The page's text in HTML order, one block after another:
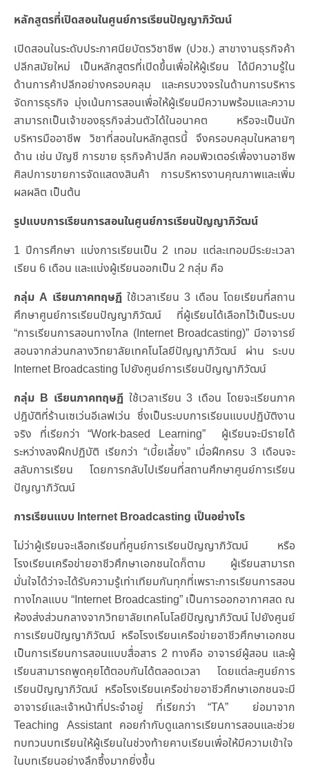
หลักสูตรที่เปิดสอนในศูนย์การเรียนปัญญาภิวัฒน์
เปิดสอนในระดับประกาศนียบัตรวิชาชีพ (ปวช.) สาขางานธุรกิจค้า
ปลีกสมัยใหม่ เป็นหลักสูตรที่เปิดขึ้นเพื่อให้ผู้เรียน ได้มีความรู้ใน
ด้านการค้าปลีกอย่างครอบคลุม และครบวงจรในด้านการบริหาร
จัดการธุรกิจ มุ่งเน้นการสอนเพื่อให้ผู้เรียนมีความพร้อมและความ
สามารถเป็นเจ้าของธุรกิจส่วนตัวได้ในอนาคต หรือจะเป็นนัก
บริหารมืออาชีพ วิชาที่สอนในหลักสูตรนี้ จึงครอบคลุมในหลายๆ
ด้าน เช่น บัญชี การขาย ธุรกิจค้าปลีก คอมพิวเตอร์เพื่องานอาชีพ
ศิลปการขายการจัดแสดงสินค้า การบริหารงานคุณภาพและเพิ่ม
ผลผลิต เป็นต้น
รูปแบบการเรียนการสอนในศูนย์การเรียนปัญญาภิวัฒน์
1 ปีการศึกษา แบ่งการเรียนเป็น 2 เทอม แต่ละเทอมมีระยะเวลา
เรียน 6 เดือน และแบ่งผู้เรียนออกเป็น 2 กลุ่ม คือ
กลุ่ม A เรียนภาคทฤษฏี ใช้เวลาเรียน 3 เดือน โดยเรียนที่สถาน
ศึกษาศูนย์การเรียนปัญญาภิวัฒน์ ที่ผู้เรียนได้เลือกไว้เป็นระบบ
“การเรียนการสอนทางไกล (Internet Broadcasting)” มีอาจารย์
สอนจากส่วนกลางวิทยาลัยเทคโนโลยีปัญญาภิวัฒน์ ผ่าน ระบบ
Internet Broadcasting ไปยังศูนย์การเรียนปัญญาภิวัฒน์
กลุ่ม B เรียนภาคทฤษฏี ใช้เวลาเรียน 3 เดือน โดยจะเรียนภาค
ปฎิบัติที่ร้านเซเว่นอีเลฟเว่น ซึ่งเป็นระบบการเรียนแบบปฏิบัติงาน
จริง ที่เรียกว่า “Work-based Learning” ผู้เรียนจะมีรายได้
ระหว่างลงฝึกปฏิบัติ เรียกว่า “เบี้ยเลี้ยง” เมื่อฝึกครบ 3 เดือนจะ
สลับการเรียน โดยการกลับไปเรียนที่สถานศึกษาศูนย์การเรียน
ปัญญาภิวัฒน์
การเรียนแบบ Internet Broadcasting เป็นอย่างไร
ไม่ว่าผู้เรียนจะเลือกเรียนที่ศูนย์การเรียนปัญญาภิวัฒน์ หรือ
โรงเรียนเครือข่ายอาชีวศึกษาเอกชนใดก็ตาม ผู้เรียนสามารถ
มั่นใจได้ว่าจะได้รับความรู้เท่าเทียมกันทุกที่เพราะการเรียนการสอน
ทางไกลแบบ “Internet Broadcasting” เป็นการออกอากาศสด ณ
ห้องส่งส่วนกลางจากวิทยาลัยเทคโนโลยีปัญญาภิวัฒน์ ไปยังศูนย์
การเรียนปัญญาภิวัฒน์ หรือโรงเรียนเครือข่ายอาชีวศึกษาเอกชน
เป็นการเรียนการสอนแบบสื่อสาร 2 ทางคือ อาจารย์ผู้สอน และผู้
เรียนสามารถพูดคุยโต้ตอบกันได้ตลอดเวลา โดยแต่ละศูนย์การ
เรียนปัญญาภิวัฒน์ หรือโรงเรียนเครือข่ายอาชีวศึกษาเอกชนจะมี
อาจารย์และเจ้าหน้าที่ประจำอยู่ ที่เรียกว่า “TA” ย่อมาจาก
Teaching Assistant คอยกำกับดูแลการเรียนการสอนและช่วย
ทบทวนบทเรียนให้ผู้เรียนในช่วงท้ายคาบเรียนเพื่อให้มีความเข้าใจ
ในบทเรียนอย่างลึกซึ้งมากยิ่งขึ้น